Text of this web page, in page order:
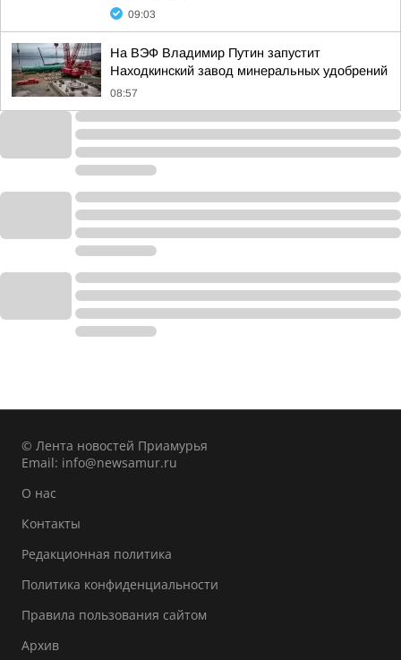
09:03
На ВЭФ Владимир Путин запустит
Находкинский завод минеральных удобрений
08:57
© Лента новостей Приамурья
Email: info@newsamur.ru
О нас
Контакты
Редакционная политика
Политика конфиденциальности
Правила пользования сайтом
Архив